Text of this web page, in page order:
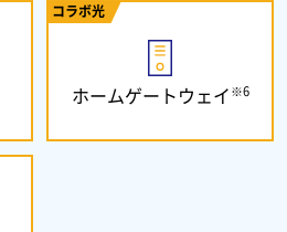
コラボ光
ホームゲートウェイ※6